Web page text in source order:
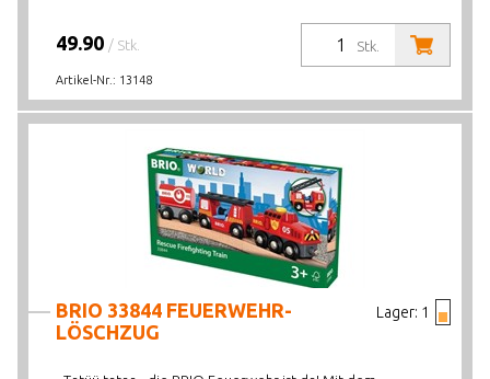
Stk.
49.90 / Stk.
Artikel-Nr.: 13148
Lager: 1
BRIO 33844 FEUERWEHR-
LÖSCHZUG